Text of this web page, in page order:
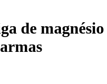
de magnésio